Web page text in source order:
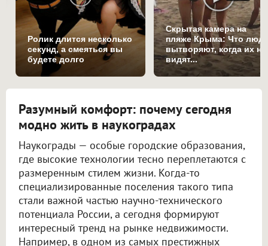
Ролик длится несколько
секунд, а смеяться вы
будете долго
Скрытая камера на
пляже Крыма: Что
вытворяют, когда их не
видят...
Разумный комфорт: почему сегодня
модно жить в наукоградах
Наукограды — особые городские образования,
где высокие технологии тесно переплетаются с
размеренным стилем жизни. Когда-то
специализированные поселения такого типа
стали важной частью научно-технического
потенциала России, а сегодня формируют
интересный тренд на рынке недвижимости.
Например, в одном из самых престижных